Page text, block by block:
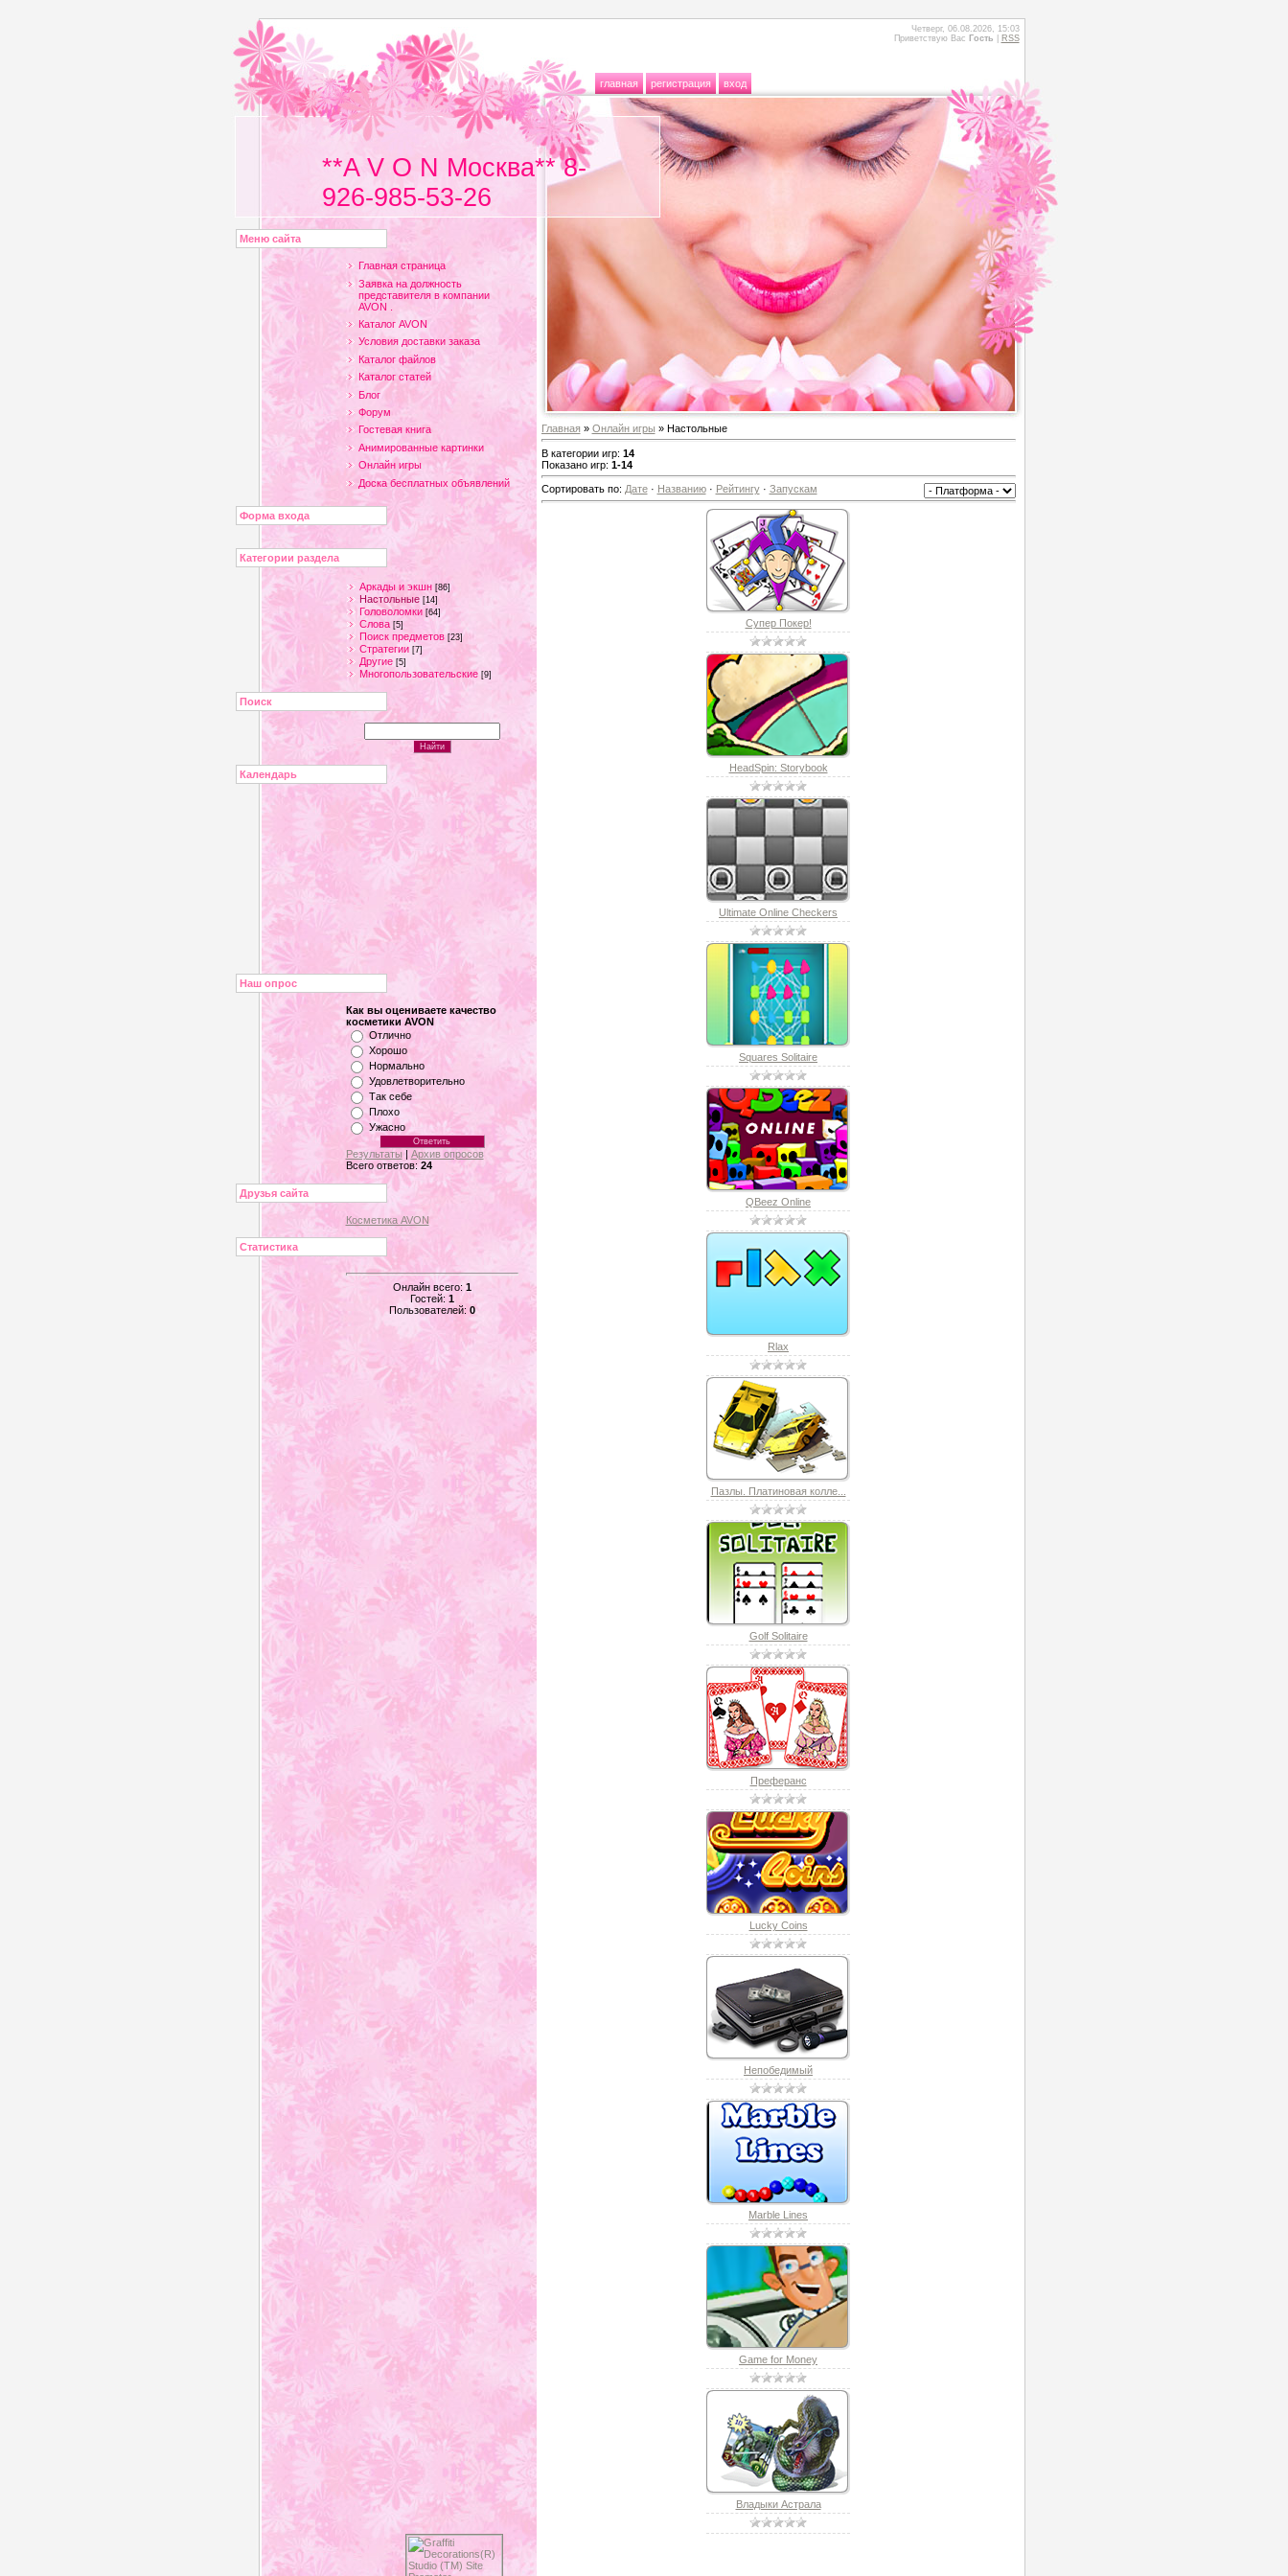
Четверг, 06.08.2026, 15:03
Приветствую Вас Гость RSS
главная регистрация вход
**A V O N Москва** 8-
926-985-53-26
Меню сайта
Главная страница
Заявка на должность
представителя в компании
AVON .
Каталог AVON
Условия доставки заказа
Каталог файлов
Каталог статей
Блог
Форум
Гостевая книга
Анимированные картинки
Онлайн игры
Доска бесплатных объявлений
Форма входа
Категории раздела
Аркады и экшн [86]
Настольные [14]
Головоломки [64]
Слова [5]
Поиск предметов [23]
Стратегии [7]
Другие [5]
Многопользовательские [9]
Поиск
Календарь
Наш опрос
Как вы оцениваете качество
косметики AVON
Отлично
Хорошо
Нормально
Удовлетворительно
Так себе
Плохо
Ужасно
Результаты
Архив опросов
Всего ответов: 24
Друзья сайта
Косметика AVON
Статистика
Онлайн всего: 1
Гостей: 1
Пользователей: 0
Главная» Онлайн игры » Настольные
В категории игр: 14
Показано игр: 1-14
Сортировать по: Дате· Названию· Рейтингу· Запускам
Супер Покер!
HeadSpin: Storybook
Ultimate Online Checkers
Squares Solitaire
QBeez Online
Rlax
Пазлы. Платиновая колле...
Golf Solitaire
Преферанс
Lucky Coins
Непобедимый
Marble Lines
Game for Money
Владыки Астрала